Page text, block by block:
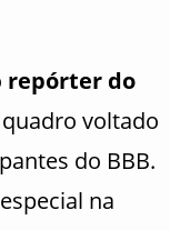
repórter do
voltado
do BBB.
na